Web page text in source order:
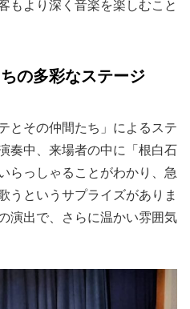
もより深く音楽を楽しむこと
の多彩なステージ
とその仲間たち」によるステ
奏中、来場者の中に「根白石
らっしゃることがわかり、急
うというサプライズがありま
演出で、さらに温かい雰囲気